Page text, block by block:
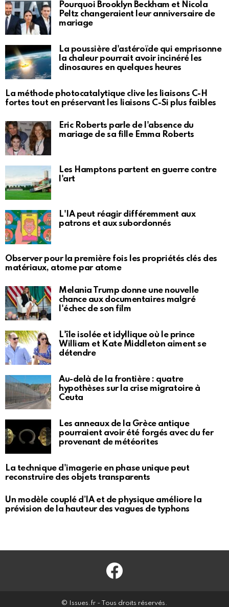
Pourquoi Brooklyn Beckham et Nicola
Peltz changeraient leur anniversaire de
mariage
La poussière d'astéroïde qui emprisonne
la chaleur pourrait avoir incinéré les
dinosaures en quelques heures
La méthode photocatalytique clive les liaisons C-H
fortes tout en préservant les liaisons C-Si plus faibles
Eric Roberts parle de l'absence du
mariage de sa fille Emma Roberts
Les Hamptons partent en guerre contre
l'art
L'IA peut réagir différemment aux
patrons et aux subordonnés
Observer pour la première fois les propriétés clés des
matériaux, atome par atome
Melania Trump donne une nouvelle
chance aux documentaires malgré
l'échec de son film
L'île isolée et idyllique où le prince
William et Kate Middleton aiment se
détendre
Au-delà de la frontière : quatre
hypothèses sur la crise migratoire à
Ceuta
Les anneaux de la Grèce antique
pourraient avoir été forgés avec du fer
provenant de météorites
La technique d'imagerie en phase unique peut
reconstruire des objets transparents
Un modèle couplé d’IA et de physique améliore la
prévision de la hauteur des vagues de typhons
Facebook
© Issues.fr - Tous droits réservés.